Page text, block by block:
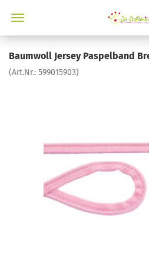
Baumwoll Jersey Paspelband
(Art.Nr.: 599015903)